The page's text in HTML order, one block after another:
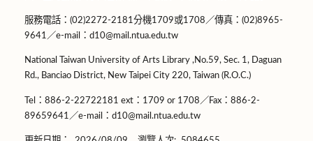
服務電話：(02)2272-2181分機1709或1708／傳真：(02)8965-
9641／e-mail：d10@mail.ntua.edu.tw
National Taiwan University of Arts Library ,No.59, Sec. 1, Daguan
Rd., Banciao District, New Taipei City 220, Taiwan (R.O.C.)
Tel：886-2-22722181 ext：1709 or 1708／Fax：886-2-
89659641／e-mail：d10@mail.ntua.edu.tw